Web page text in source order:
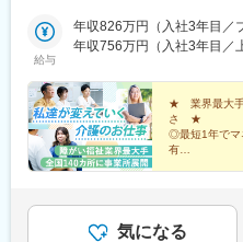
ア：新潟市／富山市／金沢
阪市／宇治市／西宮市／奈
／徳島市／高松市／松山市
郡粕屋町／北九州市／久留
市／宮崎市／鹿児島市／沖
駐車場あり！車、バイク、
当するご利用者のご自宅へ
上駅、多摩センター駅、相
(長野県)、県庁前駅(富山県)
良線)、天満橋駅、西宮駅、
松江駅、備前西市駅、東福
駅、元山駅(香川県)、道後
駅、木屋瀬駅、西鉄久留米
分駅、宮崎駅、天文館通駅
駅、西宮駅(ＪＲ線)、新大
九大病院前駅、新木屋瀬駅
給与
年収826万円（入社3年目／
年収756万円（入社3年目／
★ 業界最大手
さ ★
◎最短1年でマ
有
気になる